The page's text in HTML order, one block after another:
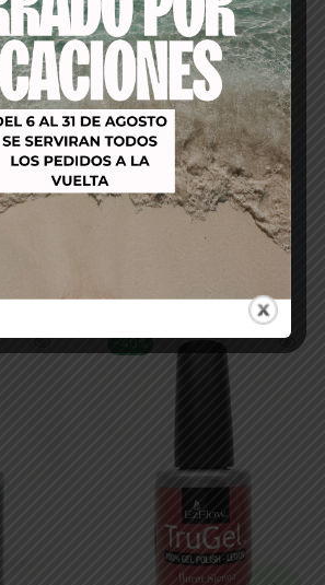
especialistas de Nail Art.
y con alto brillo.
-40%